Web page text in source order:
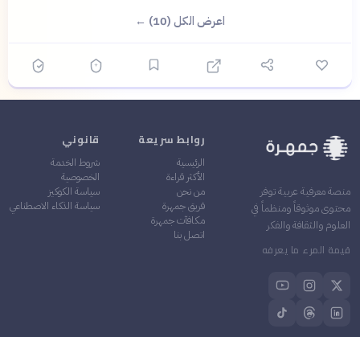
اعرض الكل (10) ←
منصة معرفية عربية توفر
محتوى موثوقاً ومنظماً في
العلوم والثقافة والفكر
قيمة المرء ما يعرفه
روابط سريعة
الرئيسية
الأكثر قراءة
من نحن
فريق جمهرة
مكافآت جمهرة
اتصل بنا
قانوني
شروط الخدمة
الخصوصية
سياسة الكوكيز
سياسة الذكاء الاصطناعي